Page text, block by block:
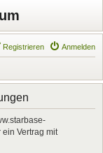
Anmelden
Registrieren
Vertrag mit